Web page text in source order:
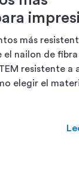
más
el nailon de
resistente a
elegir el